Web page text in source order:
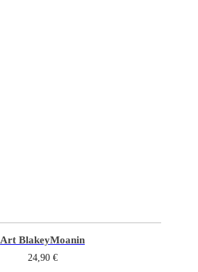
Art BlakeyMoanin
24,90 €